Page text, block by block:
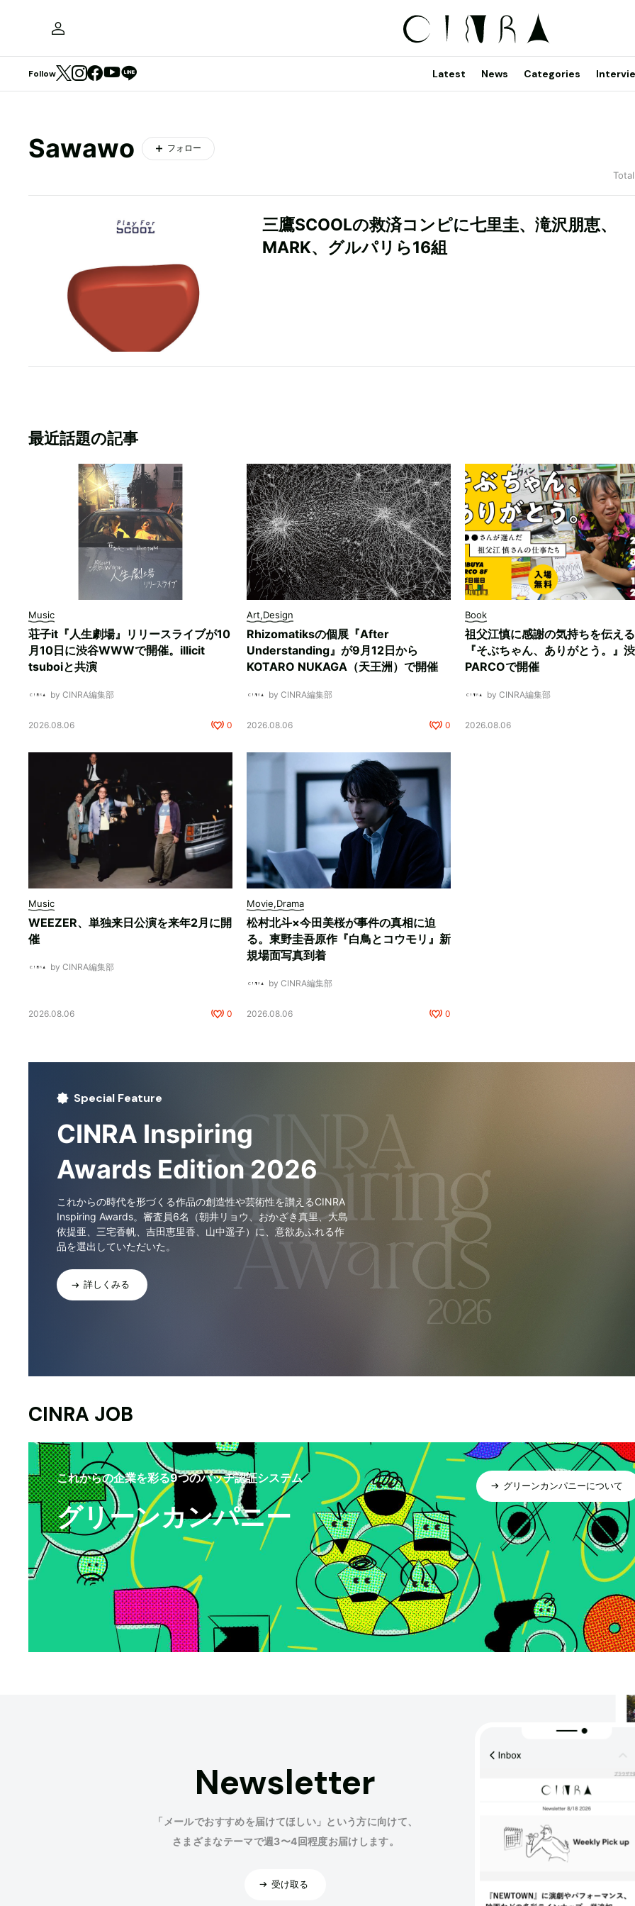
Follow Latest News Categories
Sawawo フォロー
三鷹SCOOLの救済コンピに七里圭、滝沢朋恵、
MARK、グルパリら16組
最近話題の記事
Music
荘子it『人生劇場』リリースライブが10
月10日に渋谷WWWで開催。illicit
tsuboiと共演
by CINRA編集部
2026.08.06 0
Art,Design
Rhizomatiksの個展『After
Understanding』が9月12日から
KOTARO NUKAGA（天王洲）で開催
by CINRA編集部
2026.08.06 0
Book
祖父江慎に感謝の気持ちを伝え
『そぶちゃん、ありがとう。』
PARCOで開催
by CINRA編集部
2026.08.06
Music
WEEZER、単独来日公演を来年2月に開
催
by CINRA編集部
2026.08.06 0
Movie,Drama
松村北斗×今田美桜が事件の真相に迫
る。東野圭吾原作『白鳥とコウモリ』新
規場面写真到着
by CINRA編集部
2026.08.06 0
Special Feature
CINRA Inspiring
Awards Edition 2026
これからの時代を形づくる作品の創造性や芸術性を讃えるCINRA
Inspiring Awards。審査員6名（朝井リョウ、おかざき真里、大島
依提亜、三宅香帆、吉田恵里香、山中遥子）に、意欲あふれる作
品を選出していただいた。
詳しくみる
CINRA JOB
これからの企業を彩る9つのバッヂ認証システム
グリーンカンパニー
グリーンカンパニーについて
Newsletter
「メールでおすすめを届けてほしい」という方に向けて、
さまざまなテーマで週3〜4回程度お届けします。
受け取る